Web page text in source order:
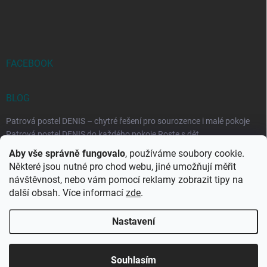
Aby vše správně fungovalo, používáme soubory cookie.
Některé jsou nutné pro chod webu, jiné umožňují měřit
návštěvnost, nebo vám pomocí reklamy zobrazit tipy na
další obsah. Více informací zde.
Nastavení
Souhlasím
FACEBOOK
BLOG
Patrová postel DENIS – chytré řešení pro sourozence i malé pokoje
Patrová postel DENIS do každého pokoje Roste s dět...
Rozkládací postele RELAX – ideální řešení pro malé prostory i
každodenní spaní
Rozkládací postel, která se přizpůsobí vašemu živo...
Copyright 2026DK-obchod.cz. Všechna práva vyhrazena.Upravit
nastavení cookies